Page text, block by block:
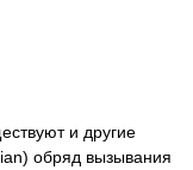
и другие
обряд вызывания